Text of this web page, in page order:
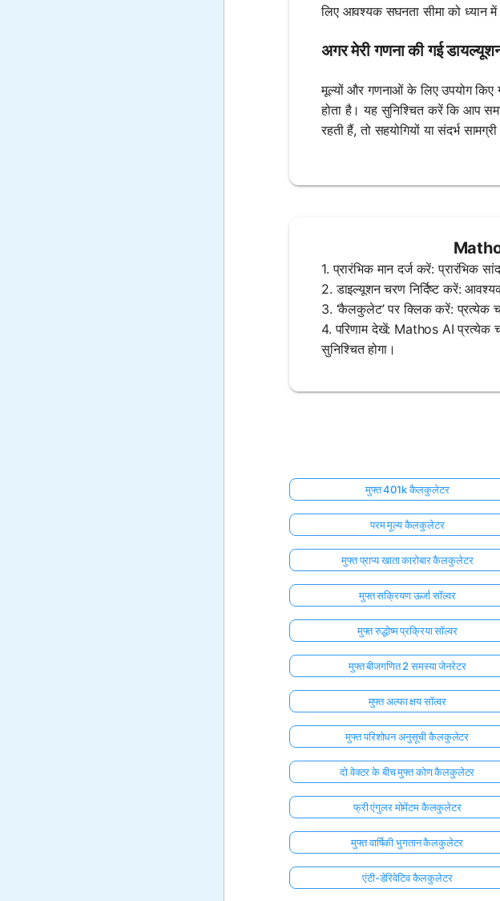
लिए आवश्यक सघनता सीमा को ध्यान
अगर मेरी गणना की गई
मूल्यों और गणनाओं के लिए उपयोग किए
होता है। यह सुनिश्चित करें कि आप
रहती हैं, तो सहयोगियों या संदर्भ
1. प्रारंभिक मान दर्ज करें: प्रारंभिक
2. डाइल्यूशन चरण निर्दिष्ट करें:
3. ‘कैलकुलेट’ पर क्लिक करें: प्रत्येक
4. परिणाम देखें: Mathos AI प्रत्येक
सुनिश्चित होगा।
मुफ्त 401k कैलकुलेटर
परम मूल्य कैलकुलेटर
मुफ्त प्राप्य खाता कारोबार कैलकुलेटर
मुफ्त सक्रियण ऊर्जा सॉल्वर
मुफ्त रुद्धोष्म प्रक्रिया सॉल्वर
मुफ्त बीजगणित 2 समस्या जेनरेटर
मुफ्त अल्फा क्षय सॉल्वर
मुफ्त परिशोधन अनुसूची कैलकुलेटर
दो वेक्टर के बीच मुफ्त कोण कैलकुलेटर
फ्री एंगुलर मोमेंटम कैलकुलेटर
मुफ्त वार्षिकी भुगतान कैलकुलेटर
एंटी-डेरिवेटिव कैलकुलेटर